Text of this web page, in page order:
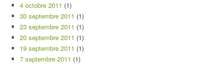
4 octobre 2011 (1)
30 septembre 2011 (1)
23 septembre 2011 (1)
20 septembre 2011 (1)
19 septembre 2011 (1)
7 septembre 2011 (1)